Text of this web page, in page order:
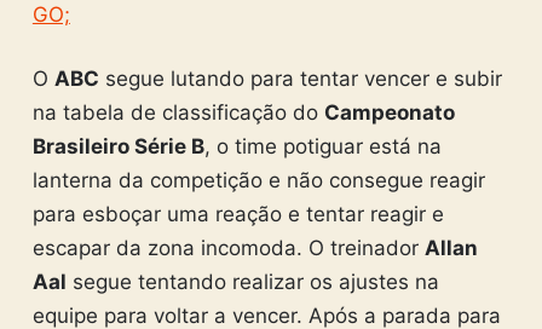
GO;
O ABC segue lutando para tentar vencer e subir
na tabela de classificação do Campeonato
Brasileiro Série B, o time potiguar está na
lanterna da competição e não consegue reagir
para esboçar uma reação e tentar reagir e
escapar da zona incomoda. O treinador Allan
Aal segue tentando realizar os ajustes na
equipe para voltar a vencer. Após a parada para